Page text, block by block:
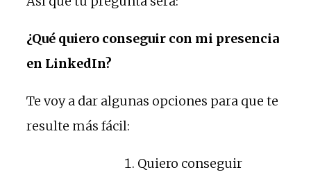
¿Qué quiero conseguir con mi presencia
en LinkedIn?
Te voy a dar algunas opciones para que te
resulte más fácil:
Quiero conseguir